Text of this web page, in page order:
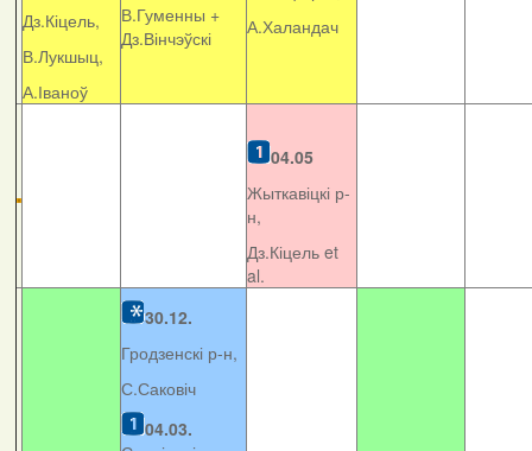
Дз.Кіцель,
В.Лукшыц,
А.Іваноў
В.Гуменны +
Дз.Вінчэўскі
А.Халандач
04.05
Жыткавіцкі р-
н,
Дз.Кіцель et
al.
30.12.
Гродзенскі р-н,
С.Саковіч
04.03.